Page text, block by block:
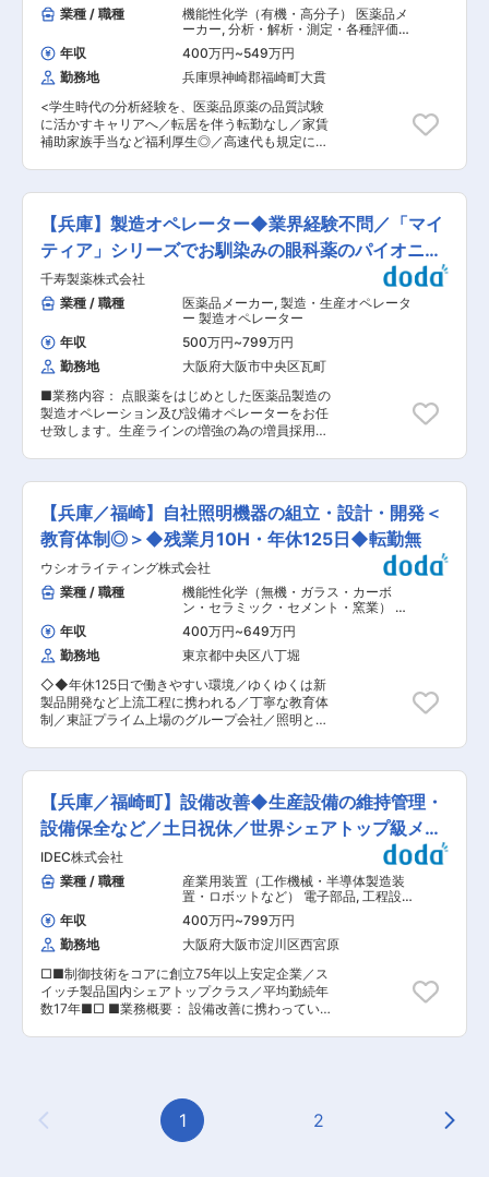
会社の定める業務
太陽光事業の事務処理補助 ■配属先について：経
理部長（課長兼務）40代男性、50代女性2名、
20代女性1名の合計4名。 ■当社の強み： ・様々
なユーザーのニーズに応え続けている当社の総合
力は、幅広い産業界で認められ、各方面から高い
評価を獲得しています。製品の企画、パーツから
機能部品、そして完成品へと創りあげる技術力と
ノウハウは、OEM生産をはじめ、自社製品の開発
にもいかんなく発揮しています。市場で評価され
たオリジナル製品の数々もまた、当社の総合力の
る業務
業種 / 職種
機能性化学（有機・高分子） 医薬品メ
ーカー, 分析・解析・測定・各種評価試
験（化学） 医薬品質管理・試験担当
（QC）（製造所）
年収 400万円~549万円
勤務地
兵庫県神崎郡福崎町大貫
<学生時代の分析経験を、医薬品原薬の品質試験
に活かすキャリアへ／転居を伴う転勤なし／家賃
補助家族手当など福利厚生◎／高速代も規定によ
用した原薬及び原薬製造用原料の分析をしていた
だきます。業務詳細は下記になります。 ・原料・
製品の品質検定 ・新しい製品の検査方法の策定
・分析設備・機器の維持管理 ・試験計画書および
報告書の作成 ・取得した試験データの確認 ※使用
装置（使用頻度の高い順）…HPLC、GC、IR、粒
度分布計、カールフィッシャー水分測定装置、
UV計、イオンクロマトグラフ装置、旋光度計 ■
組織構成： 約25名＝20代・30代・40代（各7
名）50代（4名） ※年齢や性別を問わず働きやす
い職場です。離職率が低く、フラットな組織体制
のため、自分の意見を言いやすい環境が整ってい
ます。 ■働き方／福利厚生： ・年間休日126日、
月平均残業15時間（ほぼない時もあります）と、
非常に働きやすい環境です。 ・単身赴任の方や一
人暮らしの独身の方には住宅手当がつきます※支
ただくための休暇）があり、育休後復帰率100％
とご家族がいらっしゃる方にとっても働きやすい
環境です。 ■教育体制 入社後は6か月程度のOJT
を通じて、年代が近しい先輩社員が丁寧に指導し
ます。さらに、通信教育やGMP教育も充実してお
り、自己研鑽の機会が豊富にあります。 ■キャリ
アパス 入社直後は品質試験スタッフとしての業務
に従事していただきますが、将来的には適正に応
じて品質管理・保証、研究・開発などのポジショ
ンへの異動も可能です。半年ごとの1on1面談を通
じて、キャリアプランを一緒に組み立てていきま
す。 ■当社について： 兵庫工場では原薬・中間
体製造に必要な最新設備を備え、日々点検・メン
て、高品質な原薬の研究・製造を通じてジェネリ
ック医薬品の安定供給に貢献しています。原薬の
とで、品質の高い原薬を安定的に確保する体制を
構築し、原薬からこだわった製品づくりを可能に
しています。 変更の範囲：会社の定める業務
【兵庫】製造オペレーター◆業界経験不問／「マイ
ティア」シリーズでお馴染みの眼科薬のパイオニア
◆
千寿製薬株式会社
業種 / 職種
医薬品メーカー, 製造・生産オペレータ
ー 製造オペレーター
年収
500万円~799万円
勤務地
大阪府大阪市中央区瓦町
■業務内容： 点眼薬をはじめとした医薬品製造の
製造オペレーション及び設備オペレーターをお任
せ致します。生産ラインの増強の為の増員採用と
化、効率化（改善活動） ・設備の運転操作、設備
への資材供給管理、定期保全（担当設備の定期清
掃、給油、軽微な不具合箇所の調整・修理） ・無
菌製造及び無菌製造を支える管理業務（専門性は
入社後に指導） ■業務の特徴： 入社初期は限定
した製造作業、操作、設備オペレーションに従事
していただきます。業務に慣れた頃に、他の製造
作業・操作、設備オペレーションに挑戦していた
だき、早期の中堅社員およびマルチオペレーター
への成長と活躍を期待しております。眼科薬は注
射液とほぼ同じ精度が求められるため他の医薬品
に比べ、より高度な製剤技術を必要とします。ま
た コンタクトレンズ用剤も医薬品なみの精度で創
られる必要があります。そこで最新の設備とより
良い労働環境、徹底された衛生管理のもとで質、
量、コストを徹底して追及しております。 ■就業
い時もありますが、社員が一丸となって社会に貢
献できる製品づくりにチャレンジしております。
また海外輸出のためのロシアのEU／GMPに適合
しております。 ■キャリアアップ： 習得意欲、
度合いが継続的に高い方にはチャンスと挑戦テー
マを与え、成果に応じて将来の管理者候補へのキ
ャリアアップを目指していただける環境がござい
ます。 ■当社の特徴： 関わる全ての人のしあわ
せを追求する「Good Company」を経営理念とし
ております。また過重労働の防止、年休取得率の
向上や時間単位の導入等、働き方改革に力を入
れ、長期にわたって活躍できる環境を整えており
ます。行動理念である「If I were you」の下で、
べき姿」「やるべきこと」を実現・実行できる風
【兵庫／福崎】自社照明機器の組立・設計・開発＜
教育体制◎＞◆残業月10H・年休125日◆転勤無
ウシオライティング株式会社
業種 / 職種
機能性化学（無機・ガラス・カーボ
ン・セラミック・セメント・窯業） 家
具・インテリア・生活雑貨
AV・スマートフォン・携帯端末・複合
機 組立・その他製造職
年収 400万円~649万円
勤務地
東京都中央区八丁堀
◇◆年休125日で働きやすい環境／ゆくゆくは新
製品開発など上流工程に携われる／丁寧な教育体
制／東証プライム上場のグループ会社／照明と映
ーテイメント領域を展開するメーカーの当社の福
崎工場にて、フォロースポットライトの組立てか
らお任せし、ゆくゆくは設計や新製品開発をお任
せしていきます。 【変更の範囲：会社の定める業
務】 ■業務詳細 ＜特注機対応＞ ・客先(営業)との
打ち合わせ ・特注設計 ・組立改造 ・場合によっ
ては出荷の際にて位置調整立ち合い ＜新製品開発
＞ ・構想設計 ・基本／詳細設計 ・試作評価 ・製
造への引継ぎまで ■入社後の流れとキャリアパス
ご本人様のご経験値に応じ、入社後の流れは異な
りますが、 入社後すぐは製造ラインでの組立て研
修を行い同社の製品についての知識を学んでいた
だきます。 その後は経験に応じ、特注機組立て対
応・特注機設計、新製品開発といって業務の幅を
広げていきます。 ■製品について： ・舞台やス
タジアムなどで使用される大型フォロースポット
能がメインの製品もあり、顧客のニーズに応じた
製品を取り揃えています。 ■配属先情報： 映像
照明事業部の技術開発課は、管理職2名（40/50
【兵庫／福崎町】設備改善◆生産設備の維持管理・
設備保全など／土日祝休／世界シェアトップ級メー
カー
IDEC株式会社
業種 / 職種
産業用装置（工作機械・半導体製造装
置・ロボットなど） 電子部品, 工程設
計・工法開発・工程改善・IE（機械・
金属加工） 設備保全
年収 400万円~799万円
勤務地
大阪府大阪市淀川区西宮原
□■制御技術をコアに創立75年以上安定企業／ス
イッチ製品国内シェアトップクラス／平均勤続年
数17年■□ ■業務概要： 設備改善に携わっていた
産設備の維持管理及び保守対応 ◇設備の各種保全
対応による生産性向上 ◇製造設備の残留リスク低
減による安全性向上 ■魅力： ◎製造設備保全に関
Previous Page
1 2